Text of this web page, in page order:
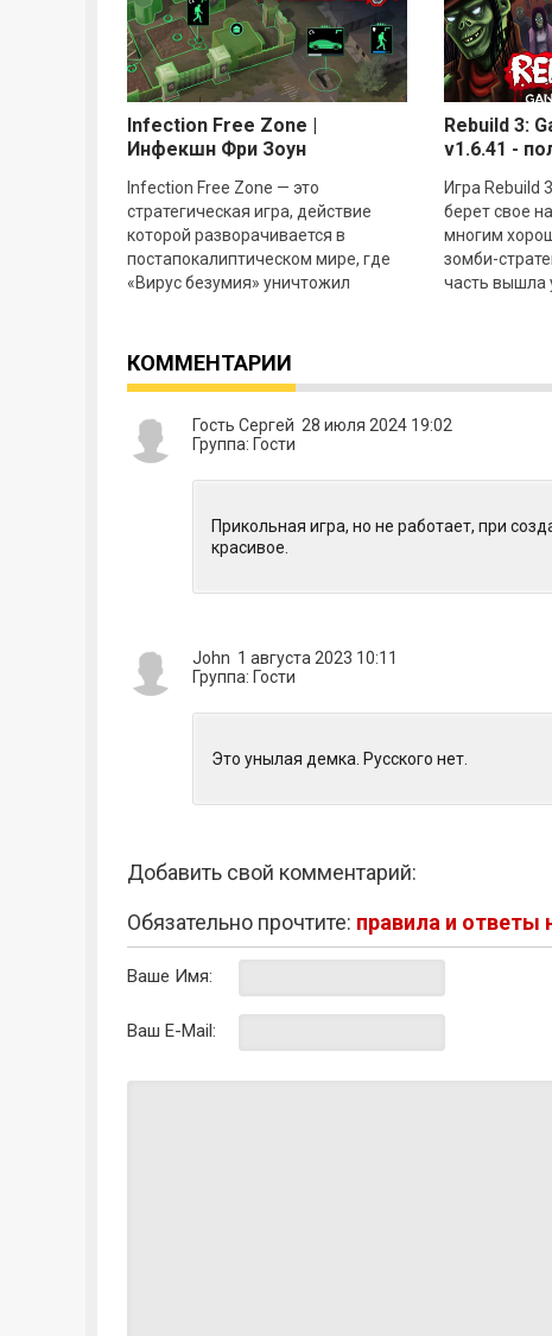
Infectiоn Free Zone |
Инфекшн Фри Зоун
Infection Free Zone — это
стратегическая игра, действие
которой разворачивается в
постапокалиптическом мире, где
«Вирус безумия» уничтожил
Rebuild 3:
v1.6.41 -
Игра Rebuild
берет свое
многим
зомби-
часть вышла
КОММЕНТАРИИ
Гость Сергей 28 июля 2024 19:02
Группа: Гости
Прикольная игра, но не работает, при
красивое.
John 1 августа 2023 10:11
Группа: Гости
Это унылая демка. Русского нет.
Добавить свой комментарий:
Обязательно прочтите: правила и ответы
Ваше Имя:
Ваш E-Mail: